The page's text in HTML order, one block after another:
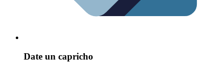
Date un capricho